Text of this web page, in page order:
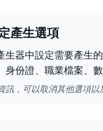
產生選項
生器中設定需要產生
身份證、職業檔案、
訊，可以取消其他選項以